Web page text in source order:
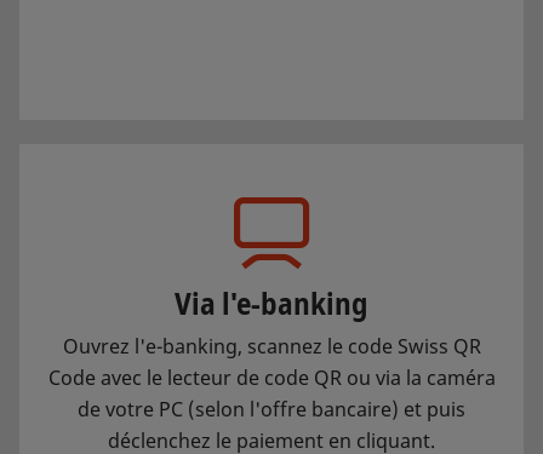
Via l'e-banking
Ouvrez l'e-banking, scannez le code Swiss QR
Code avec le lecteur de code QR ou via la caméra
de votre PC (selon l'offre bancaire) et puis
déclenchez le paiement en cliquant.